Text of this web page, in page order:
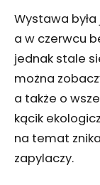
Wystawa
a w czerwcu
jednak stale
można
a także o
kącik
na temat
zapylaczy.